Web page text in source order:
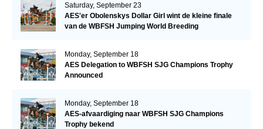
Saturday, September 23
AES'er Obolenskys Dollar Girl wint de kleine finale
van de WBFSH Jumping World Breeding
Monday, September 18
AES Delegation to WBFSH SJG Champions Trophy
Announced
Monday, September 18
AES-afvaardiging naar WBFSH SJG Champions
Trophy bekend